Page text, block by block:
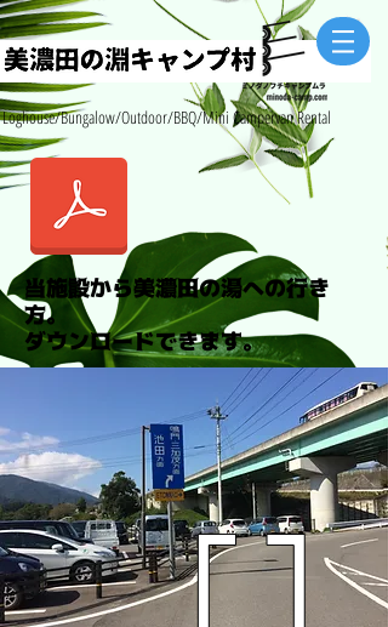
Loghouse/Bungalow/Outdoor/BBQ/Mini Campervan Rental
当施設から美濃田の湯への行き
方。
​ダウンロードできます。